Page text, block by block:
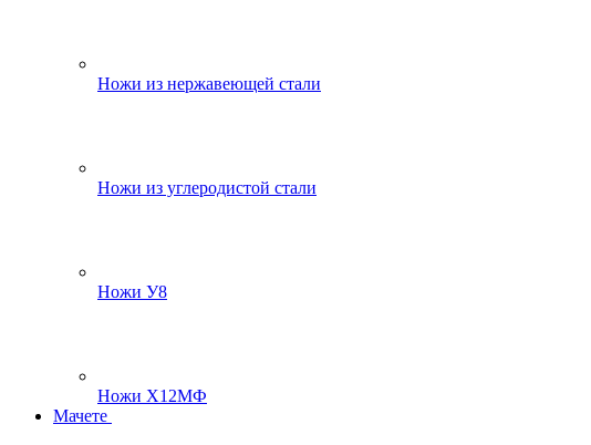
Ножи из нержавеющей стали
Ножи из углеродистой стали
Ножи У8
Ножи Х12МФ
Мачете